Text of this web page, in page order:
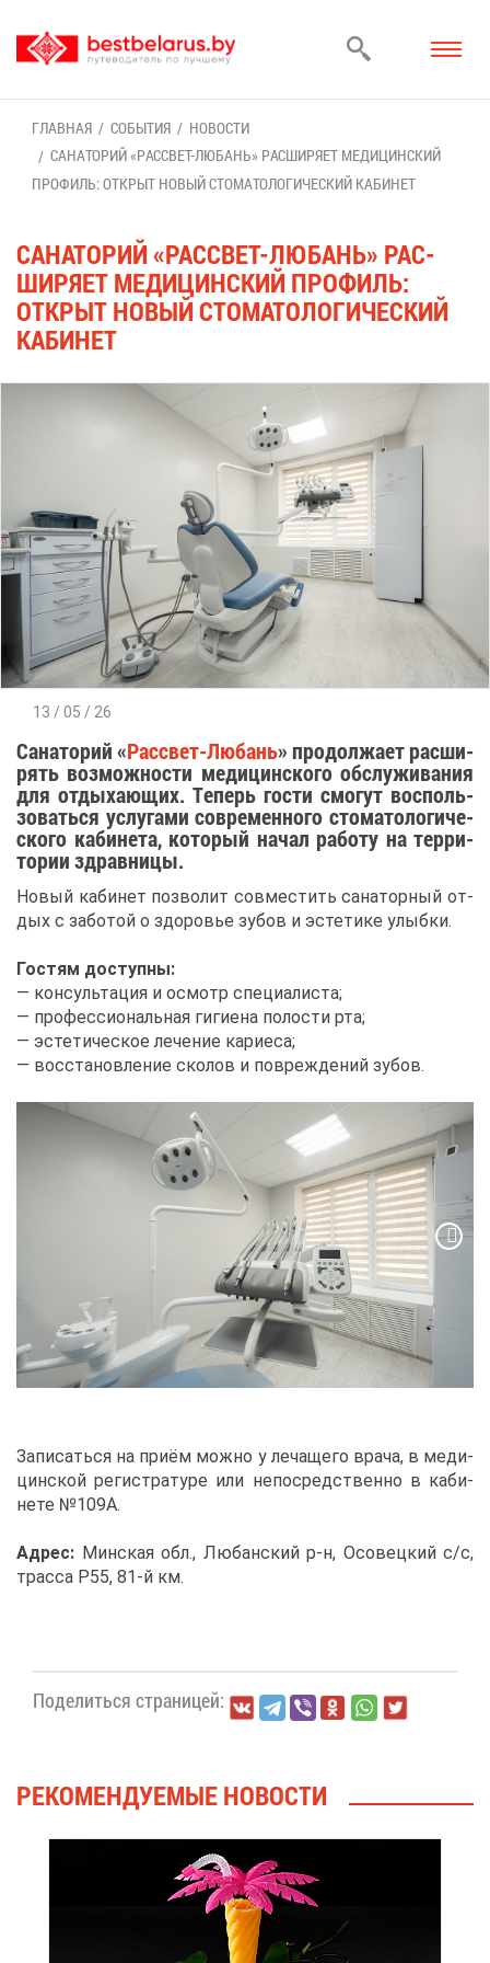
ГЛАВ­НАЯ СО­БЫ­ТИЯ
НО­ВО­СТИ
СА­НА­ТО­РИЙ «РАС­СВЕТ-ЛЮ­БАНЬ» РАС­ШИ­РЯ­ЕТ МЕ­ДИ­ЦИН­СКИЙ
ПРО­ФИЛЬ: ОТ­КРЫТ НО­ВЫЙ СТО­МА­ТО­ЛО­ГИ­ЧЕ­СКИЙ КА­БИ­НЕТ
СА­НА­ТО­РИЙ «РАС­СВЕТ-ЛЮ­БАНЬ» РАС­
ШИ­РЯ­ЕТ МЕ­ДИ­ЦИН­СКИЙ ПРО­ФИЛЬ:
ОТ­КРЫТ НО­ВЫЙ СТО­МА­ТО­ЛО­ГИ­ЧЕ­СКИЙ
КА­БИ­НЕТ
13 / 05 / 26
Са­на­то­рий «Рас­свет-Лю­бань» про­дол­жа­ет рас­ши­
рять воз­мож­но­сти ме­ди­цин­ско­го об­слу­жи­ва­ния
для от­ды­ха­ю­щих. Те­перь го­сти смо­гут вос­поль­
зо­вать­ся услу­га­ми со­вре­мен­но­го сто­ма­то­ло­ги­че­
ско­го ка­би­не­та, ко­то­рый на­чал ра­бо­ту на тер­ри­
то­рии здрав­ни­цы.
Но­вый ка­би­нет поз­во­лит сов­ме­стить са­на­тор­ный от­
дых с за­бо­той о здо­ро­вье зу­бов и эс­те­ти­ке улыб­ки.
Го­стям до­ступ­ны:
— кон­суль­та­ция и осмотр спе­ци­а­ли­ста;
— про­фес­си­о­наль­ная ги­ги­е­на по­ло­сти рта;
— эс­те­ти­че­ское ле­че­ние ка­ри­е­са;
— вос­ста­нов­ле­ние ско­лов и по­вре­жде­ний зу­бов.
За­пи­сать­ся на при­ём мож­но у ле­ча­ще­го вра­ча, в ме­ди­
цин­ской ре­ги­стра­ту­ре или непо­сред­ствен­но в ка­би­
не­те №109А.
Ад­рес: Мин­ская обл., Лю­бан­ский р-н, Осо­вец­кий с/с,
трас­са Р55, 81-й км.
По­де­лить­ся стра­ни­цей:
РЕ­КО­МЕН­ДУ­Е­МЫЕ НО­ВО­СТИ